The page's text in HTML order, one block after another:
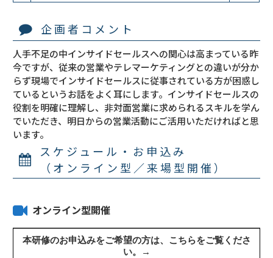
企画者コメント
人手不足の中インサイドセールスへの関心は高まっている昨
今ですが、従来の営業やテレマーケティングとの違いが分か
らず現場でインサイドセールスに従事されている方が困惑し
ているというお話をよく耳にします。インサイドセールスの
役割を明確に理解し、非対面営業に求められるスキルを学ん
でいただき、明日からの営業活動にご活用いただければと思
います。
スケジュール・お申込み
（オンライン型／来場型開催）
オンライン型開催